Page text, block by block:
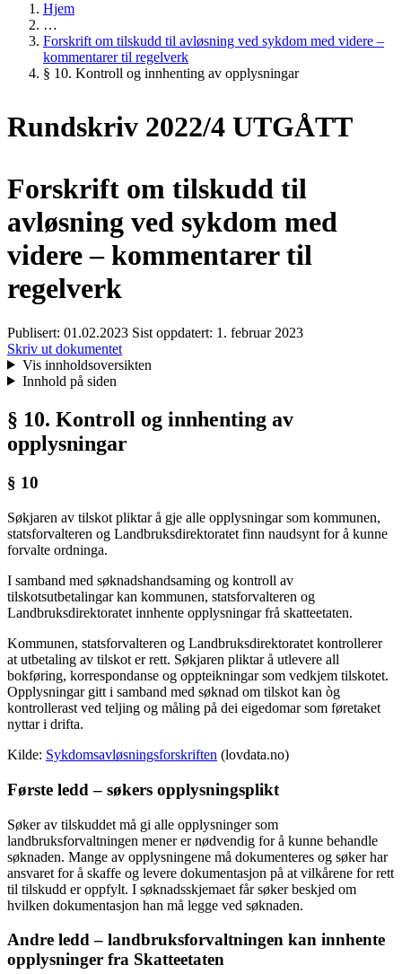
Hjem
…
Forskrift om tilskudd til avløsning ved sykdom med videre –
kommentarer til regelverk
§ 10. Kontroll og innhenting av opplysningar
Rundskriv 2022/4 UTGÅTT
Forskrift om tilskudd til
avløsning ved sykdom med
videre – kommentarer til
regelverk
Publisert: 01.02.2023 Sist oppdatert: 1. februar 2023
Skriv ut dokumentet
Vis innholdsoversikten
Innhold på siden
§ 10. Kontroll og innhenting av
opplysningar
§ 10
Søkjaren av tilskot pliktar å gje alle opplysningar som kommunen,
statsforvalteren og Landbruksdirektoratet finn naudsynt for å kunne
forvalte ordninga.
I samband med søknadshandsaming og kontroll av
tilskotsutbetalingar kan kommunen, statsforvalteren og
Landbruksdirektoratet innhente opplysningar frå skatteetaten.
Kommunen, statsforvalteren og Landbruksdirektoratet kontrollerer
at utbetaling av tilskot er rett. Søkjaren pliktar å utlevere all
bokføring, korrespondanse og oppteikningar som vedkjem tilskotet.
Opplysningar gitt i samband med søknad om tilskot kan òg
kontrollerast ved teljing og måling på dei eigedomar som føretaket
nyttar i drifta.
Kilde: Sykdomsavløsningsforskriften (lovdata.no)
Første ledd – søkers opplysningsplikt
Søker av tilskuddet må gi alle opplysninger som
landbruksforvaltningen mener er nødvendig for å kunne behandle
søknaden. Mange av opplysningene må dokumenteres og søker har
ansvaret for å skaffe og levere dokumentasjon på at vilkårene for rett
til tilskudd er oppfylt. I søknadsskjemaet får søker beskjed om
hvilken dokumentasjon han må legge ved søknaden.
Andre ledd – landbruksforvaltningen kan innhente
opplysninger fra Skatteetaten